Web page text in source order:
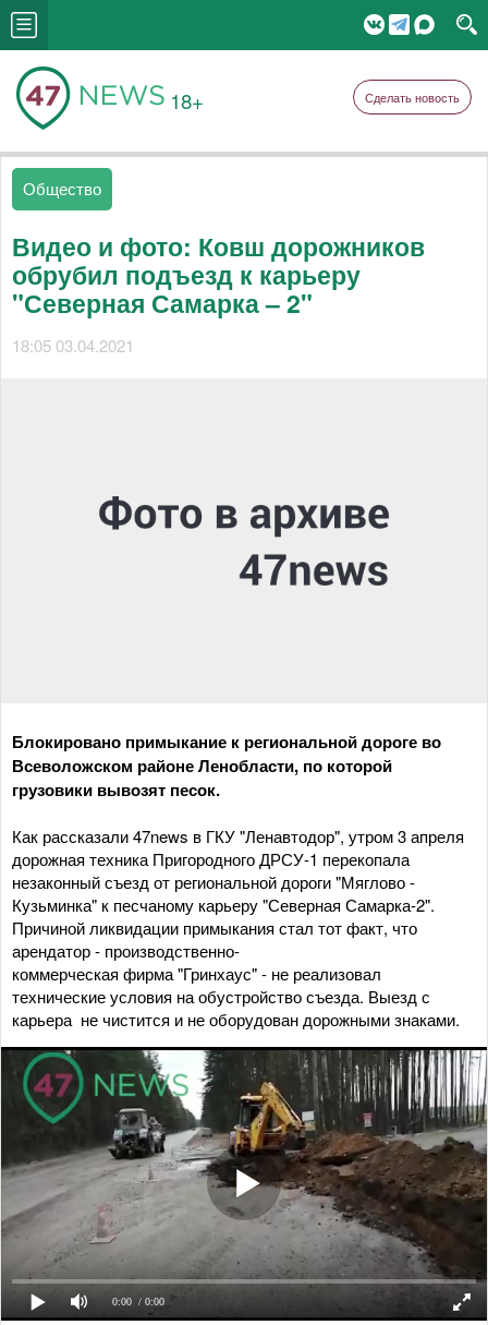
18+ Сделать новость
Общество
Видео и фото: Ковш дорожников
обрубил подъезд к карьеру
"Северная Самарка – 2"
18:05 03.04.2021
Блокировано примыкание к региональной дороге во
Всеволожском районе Ленобласти, по которой
грузовики вывозят песок.
Как рассказали 47news в ГКУ "Ленавтодор", утром 3 апреля
дорожная техника Пригородного ДРСУ-1 перекопала
незаконный съезд от региональной дороги "Мяглово -
Кузьминка" к песчаному карьеру "Северная Самарка-2".
Причиной ликвидации примыкания стал тот факт, что
арендатор - производственно-
коммерческая фирма "Гринхаус" - не реализовал
технические условия на обустройство съезда. Выезд с
карьера не чистится и не оборудован дорожными знаками.
0:00 / 0:00